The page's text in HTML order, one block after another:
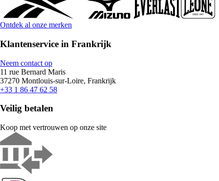
Ontdek al onze merken
Klantenservice in Frankrijk
Neem contact op
11 rue Bernard Maris
37270 Montlouis-sur-Loire, Frankrijk
+33 1 86 47 62 58
Veilig betalen
Koop met vertrouwen op onze site